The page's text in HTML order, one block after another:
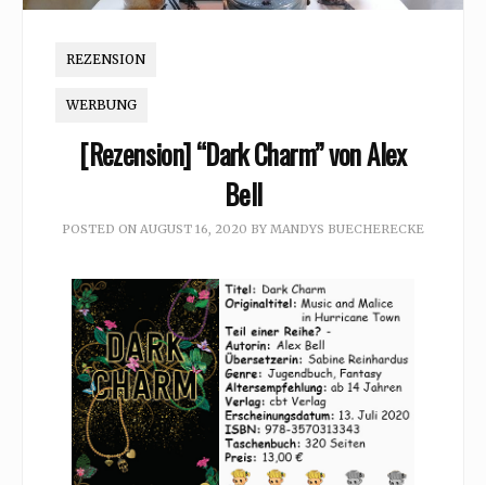
REZENSION
WERBUNG
[Rezension] “Dark Charm” von Alex
Bell
POSTED ON AUGUST 16, 2020 BY MANDYS BUECHERECKE